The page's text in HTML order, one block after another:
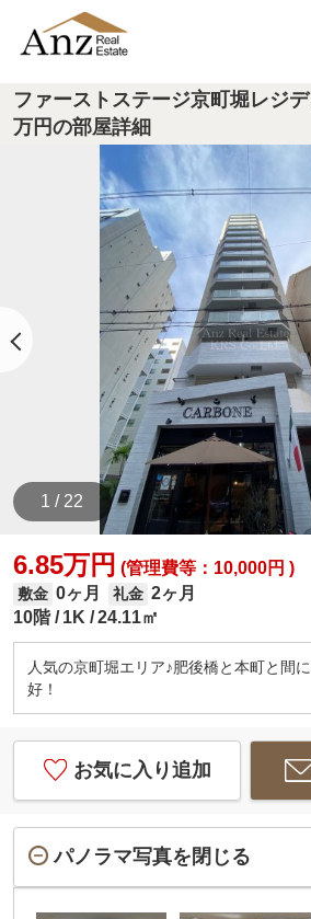
ファーストステージ京町堀レジ
万円の部屋詳細
1 / 22
6.85万円 (管理費等：10,000円 )
敷金 0ヶ月 礼金 2ヶ月
10階
1K 24.11㎡
人気の京町堀エリア♪肥後橋と本町と間
好！
お気に入り追加
パノラマ写真を閉じる